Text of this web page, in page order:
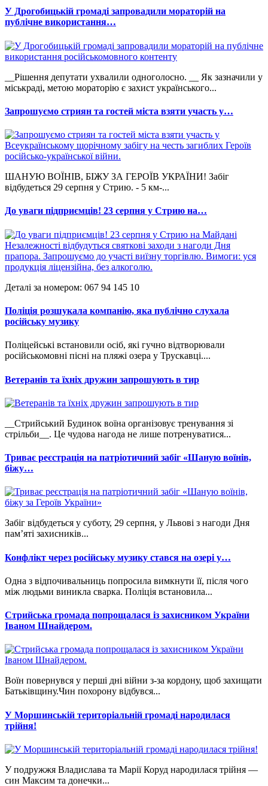
У Дрогобицькій громаді запровадили мораторій на
публічне використання…
__Рішення депутати ухвалили одноголосно. __ Як зазначили у
міськраді, метою мораторію є захист українського...
Запрошуємо стриян та гостей міста взяти участь у…
ШАНУЮ ВОЇНІВ, БІЖУ ЗА ГЕРОЇВ УКРАЇНИ! Забіг
відбудеться 29 серпня у Стрию. - 5 км-...
До уваги підприємців! 23 серпня у Стрию на…
Деталі за номером: 067 94 145 10
Поліція розшукала компанію, яка публічно слухала
російську музику
Поліцейські встановили осіб, які гучно відтворювали
російськомовні пісні на пляжі озера у Трускавці....
Ветеранів та їхніх дружин запрошують в тир
__Стрийський Будинок воїна організовує тренування зі
стрільби__. Це чудова нагода не лише потренуватися...
Триває реєстрація на патріотичний забіг «Шаную воїнів,
біжу…
Забіг відбудеться у суботу, 29 серпня, у Львові з нагоди Дня
пам’яті захисників...
Конфлікт через російську музику стався на озері у…
Одна з відпочивальниць попросила вимкнути її, після чого
між людьми виникла сварка. Поліція встановила...
Стрийська громада попрощалася із захисником України
Іваном Шнайдером.
Воїн повернувся у перші дні війни з-за кордону, щоб захищати
Батьківщину.Чин похорону відбувся...
У Моршинській територіальній громаді народилася
трійня!
У подружжя Владислава та Марії Коруд народилася трійня —
син Максим та донечки...